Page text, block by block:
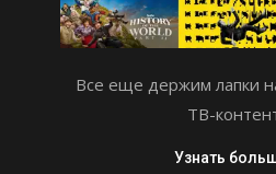
Все еще держим лапки
ТВ-
Узнать